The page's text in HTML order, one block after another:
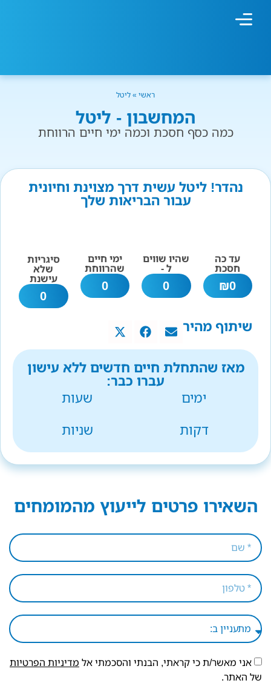
ראשי » ליטל
המחשבון - ליטל
כמה כסף חסכת וכמה ימי חיים הרווחת
נהדר! ליטל עשית דרך מצוינת וחיונית
עבור הבריאות שלך
עד כה
חסכת
0
₪
שהיו שווים
ל -
0
ימי חיים
שהרווחת
0
סיגריות
שלא
עישנת
0
שיתוף מהיר
מאז שהתחלת חיים חדשים ללא עישון
עברו כבר:
ימים
שעות
דקות שניות
השאירו פרטים לייעוץ מהמומחים
אני מאשר/ת כי קראתי, הבנתי והסכמתי אל מדיניות הפרטיות
של האתר.